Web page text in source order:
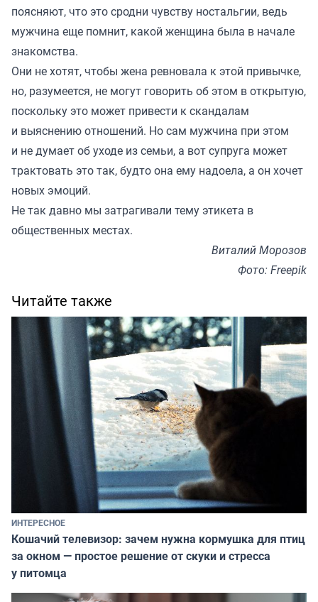
поясняют, что это сродни чувству ностальгии, ведь
мужчина еще помнит, какой женщина была в начале
знакомства.
Они не хотят, чтобы жена ревновала к этой привычке,
но, разумеется, не могут говорить об этом в открытую,
поскольку это может привести к скандалам
и выяснению отношений. Но сам мужчина при этом
и не думает об уходе из семьи, а вот супруга может
трактовать это так, будто она ему надоела, а он хочет
новых эмоций.
Не так давно мы затрагивали тему этикета в
общественных местах.
Виталий Морозов
Фото: Freepik
Читайте также
ИНТЕРЕСНОЕ
Кошачий телевизор: зачем нужна кормушка для птиц
за окном — простое решение от скуки и стресса
у питомца